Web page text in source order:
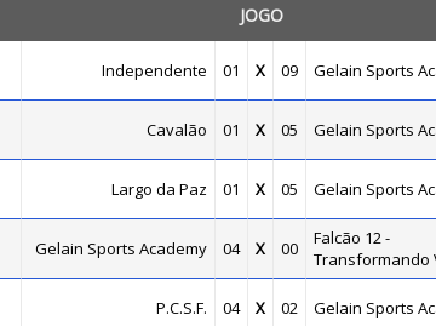
JOGO
Independente 01 X 09 Gelain Sports
Cavalão 01 X 05 Gelain Sports
Largo da Paz 01 X 05 Gelain Sports
Gelain Sports Academy 04 X 00
Falcão 12 -
Transformando
P.C.S.F. 04 X 02 Gelain Sports